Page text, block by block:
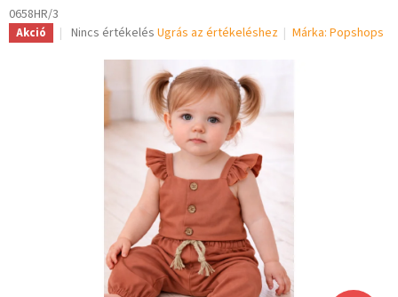
0658HR/3
Akció
A
átlagos
értékelése
Nincs értékelés Ugrás az értékeléshez Márka:Popshops